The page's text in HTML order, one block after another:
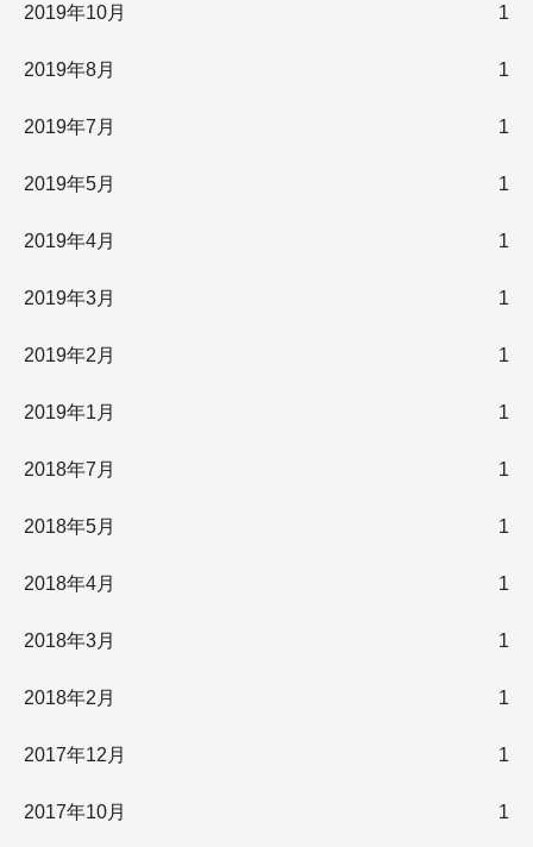
2019年10月 1
2019年8月 1
2019年7月 1
2019年5月 1
2019年4月 1
2019年3月 1
2019年2月 1
2019年1月 1
2018年7月 1
2018年5月 1
2018年4月 1
2018年3月 1
2018年2月 1
2017年12月 1
2017年10月 1